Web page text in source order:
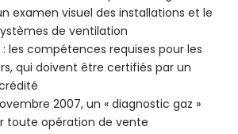
examen visuel des installations et le
de ventilation
: les compétences requises pour les
qui doivent être certifiés par un
2007, un « diagnostic gaz »
toute opération de vente